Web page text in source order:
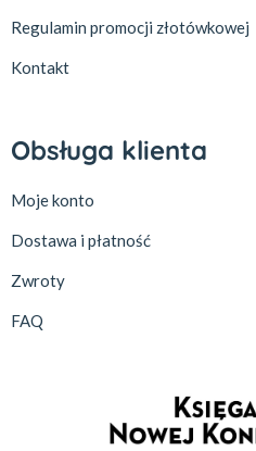
Regulamin promocji złotówkowej
Kontakt
Obsługa klienta
Moje konto
Dostawa i płatność
Zwroty
FAQ